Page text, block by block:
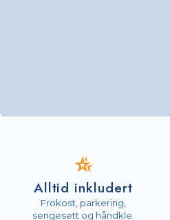
Alltid inkludert
Frokost, parkering,
sengesett og håndkle.